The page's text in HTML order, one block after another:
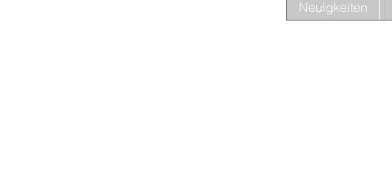
Neuigkeiten